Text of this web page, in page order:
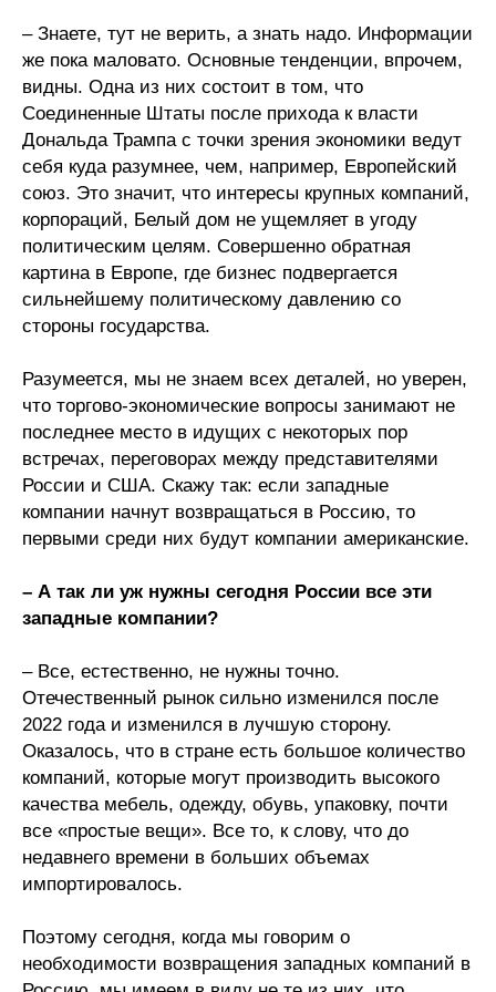
– Знаете, тут не верить, а знать надо. Информации
же пока маловато. Основные тенденции, впрочем,
видны. Одна из них состоит в том, что
Соединенные Штаты после прихода к власти
Дональда Трампа с точки зрения экономики ведут
себя куда разумнее, чем, например, Европейский
союз. Это значит, что интересы крупных компаний,
корпораций, Белый дом не ущемляет в угоду
политическим целям. Совершенно обратная
картина в Европе, где бизнес подвергается
сильнейшему политическому давлению со
стороны государства.
Разумеется, мы не знаем всех деталей, но уверен,
что торгово-экономические вопросы занимают не
последнее место в идущих с некоторых пор
встречах, переговорах между представителями
России и США. Скажу так: если западные
компании начнут возвращаться в Россию, то
первыми среди них будут компании американские.
– А так ли уж нужны сегодня России все эти
западные компании?
– Все, естественно, не нужны точно.
Отечественный рынок сильно изменился после
2022 года и изменился в лучшую сторону.
Оказалось, что в стране есть большое количество
компаний, которые могут производить высокого
качества мебель, одежду, обувь, упаковку, почти
все «простые вещи». Все то, к слову, что до
недавнего времени в больших объемах
импортировалось.
Поэтому сегодня, когда мы говорим о
необходимости возвращения западных компаний в